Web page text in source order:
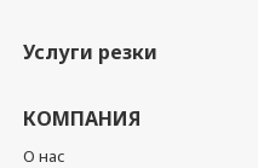
Услуги резки
КОМПАНИЯ
О нас